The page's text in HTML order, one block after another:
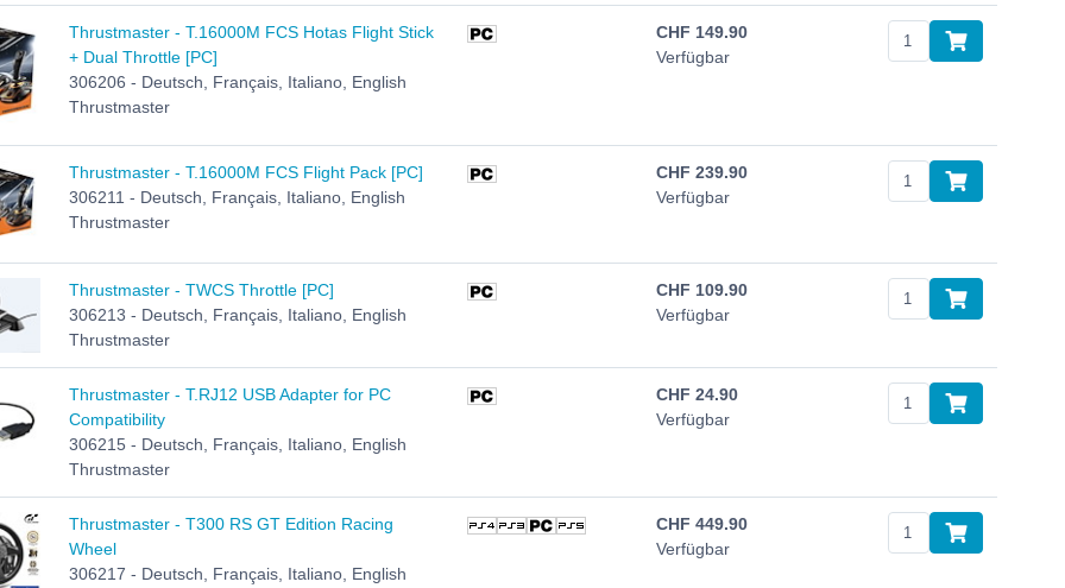
Thrustmaster - T.16000M FCS Hotas Flight Stick
+ Dual Throttle [PC]
306206 - Deutsch, Français, Italiano, English
Thrustmaster
CHF 149.90
Verfügbar
Thrustmaster - T.16000M FCS Flight Pack [PC]
306211 - Deutsch, Français, Italiano, English
Thrustmaster
CHF 239.90
Verfügbar
Thrustmaster - TWCS Throttle [PC]
306213 - Deutsch, Français, Italiano, English
Thrustmaster
CHF 109.90
Verfügbar
Thrustmaster - T.RJ12 USB Adapter for PC
Compatibility
306215 - Deutsch, Français, Italiano, English
Thrustmaster
CHF 24.90
Verfügbar
Thrustmaster - T300 RS GT Edition Racing
Wheel
306217 - Deutsch, Français, Italiano, English
CHF 449.90
Verfügbar